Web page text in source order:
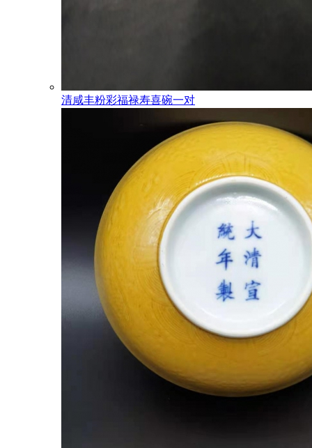
清咸丰粉彩福禄寿喜碗一对